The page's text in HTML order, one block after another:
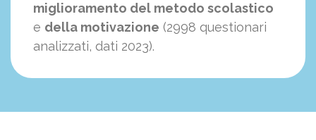
miglioramento del metodo scolastico
e della motivazione (2998 questionari
analizzati, dati 2023).